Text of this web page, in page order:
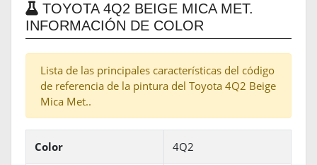
TOYOTA 4Q2 BEIGE MICA MET.
INFORMACIÓN DE COLOR
Lista de las principales características del código
de referencia de la pintura del Toyota 4Q2 Beige
Mica Met..
Color 4Q2